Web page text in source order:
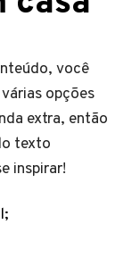
você
opções
extra, então
texto
inspirar!